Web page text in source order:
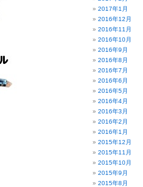
2017年1月
2016年12月
2016年11月
2016年10月
2016年9月
2016年8月
2016年7月
2016年6月
2016年5月
2016年4月
2016年3月
2016年2月
2016年1月
2015年12月
2015年11月
2015年10月
2015年9月
2015年8月